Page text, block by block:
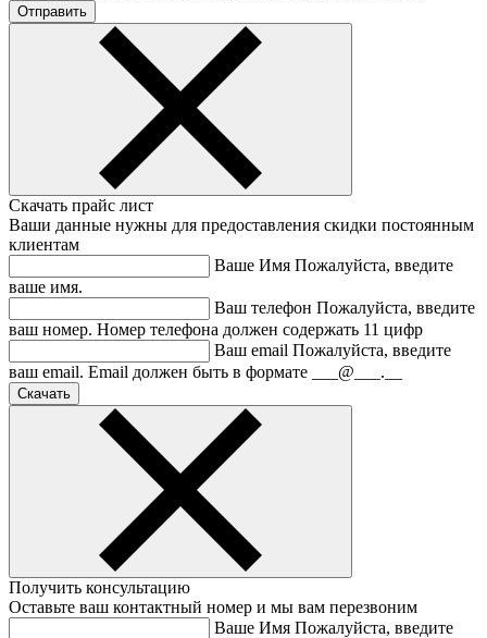
Скачать прайс лист
Ваши данные нужны для предоставления скидки постоянным
клиентам
Ваше Имя Пожалуйста, введите
ваше имя.
Ваш телефон Пожалуйста, введите
ваш номер. Номер телефона должен содержать 11 цифр
Ваш email Пожалуйста, введите
ваш email. Email должен быть в формате ___@___.__
Получить консультацию
Оставьте ваш контактный номер и мы вам перезвоним
Ваше Имя Пожалуйста, введите